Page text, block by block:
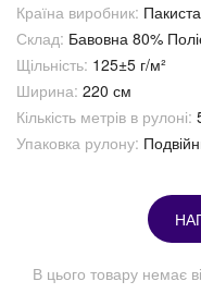
Країна виробник:
Склад: Бавовна 80%
Щільність: 125±5 г/м²
Ширина: 220 см
Кількість метрів в рулоні:
Упаковка рулону:
В цього товару немає